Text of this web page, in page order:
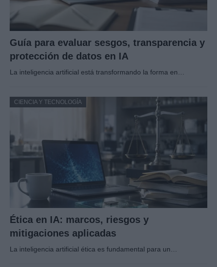
Guía para evaluar sesgos, transparencia y
protección de datos en IA
La inteligencia artificial está transformando la forma en…
CIENCIA Y TECNOLOGÍA
Ética en IA: marcos, riesgos y
mitigaciones aplicadas
La inteligencia artificial ética es fundamental para un…